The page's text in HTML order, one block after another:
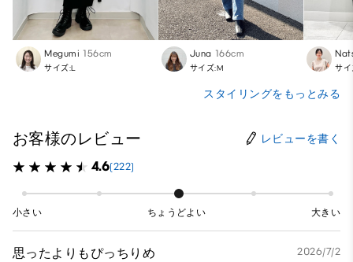
Megumi 156cm
サイズ:L
Juna 166cm
サイズ:M サ
スタイリングをもっとみる
お客様のレビュー レビューを書く
4.6(222)
小さい ちょうどよい 大きい
思ったよりもぴっちりめ 2026/7/2